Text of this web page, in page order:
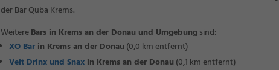
der Bar Quba Krems.
WeitereBars in Krems an der Donau und Umgebungsind:
XO Bar in Krems an der Donau (0,0 km entfernt)
Veit Drinx und Snax in Krems an der Donau (0,1 km entfernt)